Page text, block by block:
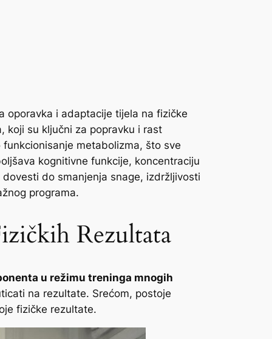
i adaptacije tijela na fizičke
koji su ključni za popravku i rast
metabolizma, što sve
kognitivne funkcije, koncentraciju
do smanjenja snage, izdržljivosti
programa.
Rezultata
u režimu treninga mnogih
na rezultate. Srećom, postoje
fizičke rezultate.